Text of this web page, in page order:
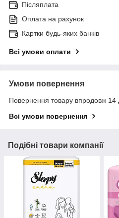
Післяплата
Оплата на рахунок
Картки будь-яких банків
Всі умови оплати
Умови повернення
Повернення товару впродовж 14
Всі умови повернення
Подібні товари компанії